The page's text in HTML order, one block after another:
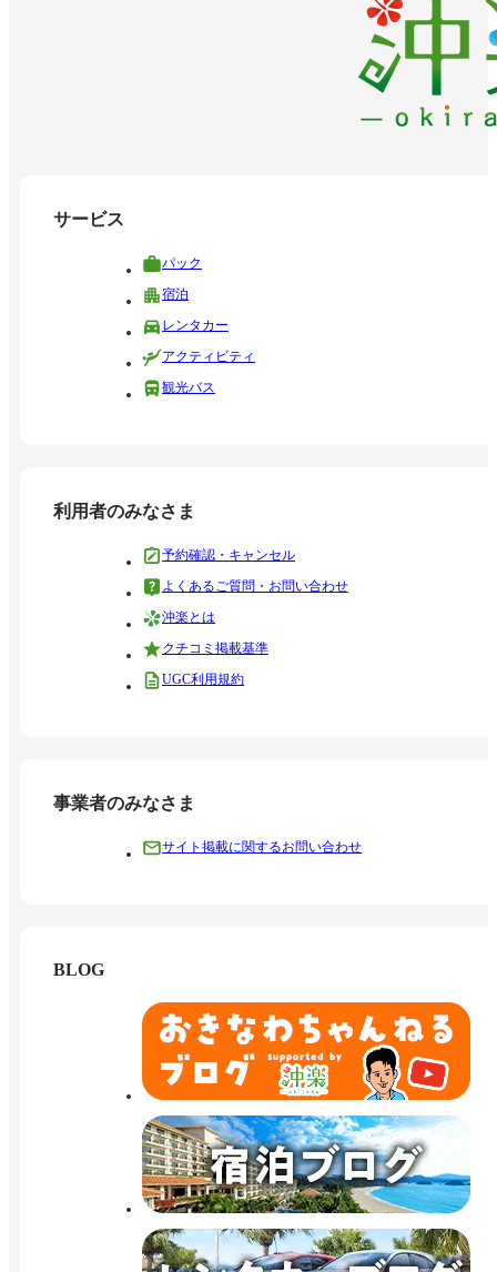
サービス
パック
宿泊
レンタカー
アクティビティ
観光バス
利用者のみなさま
予約確認・キャンセル
よくあるご質問・お問い合わせ
沖楽とは
クチコミ掲載基準
UGC利用規約
事業者のみなさま
サイト掲載に関するお問い合わせ
BLOG